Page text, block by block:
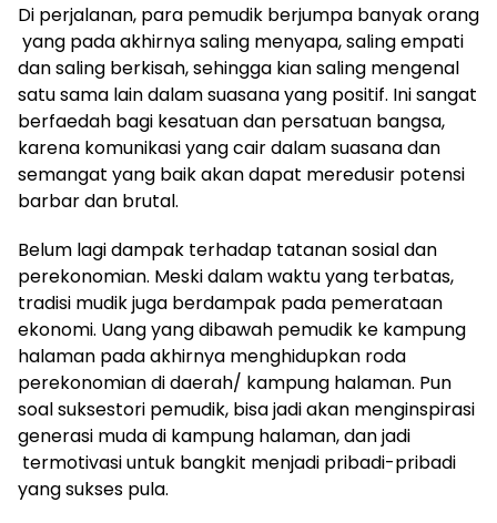
Di perjalanan, para pemudik berjumpa banyak orang
yang pada akhirnya saling menyapa, saling empati
dan saling berkisah, sehingga kian saling mengenal
satu sama lain dalam suasana yang positif. Ini sangat
berfaedah bagi kesatuan dan persatuan bangsa,
karena komunikasi yang cair dalam suasana dan
semangat yang baik akan dapat meredusir potensi
barbar dan brutal.
Belum lagi dampak terhadap tatanan sosial dan
perekonomian. Meski dalam waktu yang terbatas,
tradisi mudik juga berdampak pada pemerataan
ekonomi. Uang yang dibawah pemudik ke kampung
halaman pada akhirnya menghidupkan roda
perekonomian di daerah/ kampung halaman. Pun
soal suksestori pemudik, bisa jadi akan menginspirasi
generasi muda di kampung halaman, dan jadi
termotivasi untuk bangkit menjadi pribadi-pribadi
yang sukses pula.